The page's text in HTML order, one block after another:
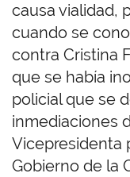
causa vialidad,
cuando se
contra Cristina
que se había
policial que se
inmediaciones
Vicepresidenta
Gobierno de la